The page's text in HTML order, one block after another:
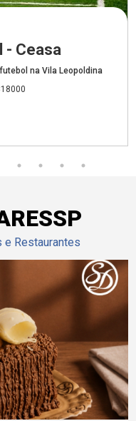
- Ceasa
na Vila Leopoldina
Restaurantes